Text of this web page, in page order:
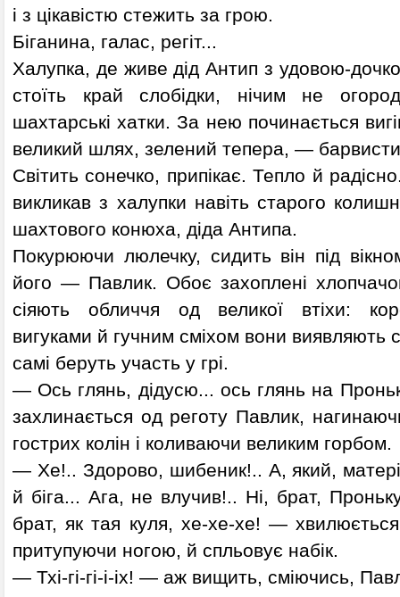
і з цікавістю стежить за грою.
Біганина, галас, регіт...
Халупка, де живе дід Антип з удовою-
стоїть край слобідки, нічим не
шахтарські хатки. За нею починається
великий шлях, зелений тепера, —
Світить сонечко, припікає. Тепло й
викликав з халупки навіть старого
шахтового конюха, діда Антипа.
Покурюючи люлечку, сидить він під
його — Павлик. Обоє захоплені
сіяють обличчя од великої втіхи:
вигуками й гучним сміхом вони виявляють
самі беруть участь у грі.
— Ось глянь, дідусю... ось глянь на
захлинається од реготу Павлик,
гострих колін і коливаючи великим горбом.
— Хе!.. Здорово, шибеник!.. А, який,
й біга... Ага, не влучив!.. Ні, брат,
брат, як тая куля, хе-хе-хе! —
притупуючи ногою, й спльовує набік.
— Тхі-гі-гі-і-іх! — аж вищить, сміючись,